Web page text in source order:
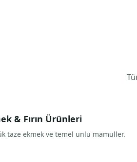
& Fırın Ürünleri
taze ekmek ve temel unlu mamuller.